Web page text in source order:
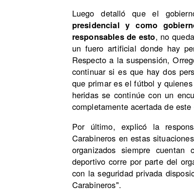
Luego detalló que el
presidencial y como
responsables de esto, no
un fuero artificial donde hay
Respecto a la suspensión,
continuar si es que hay dos
que primar es el fútbol y
heridas se continúe con un
completamente acertada de
Por último, explicó la
Carabineros en estas
organizados siempre
deportivo corre por parte del
con la seguridad privada
Carabineros".